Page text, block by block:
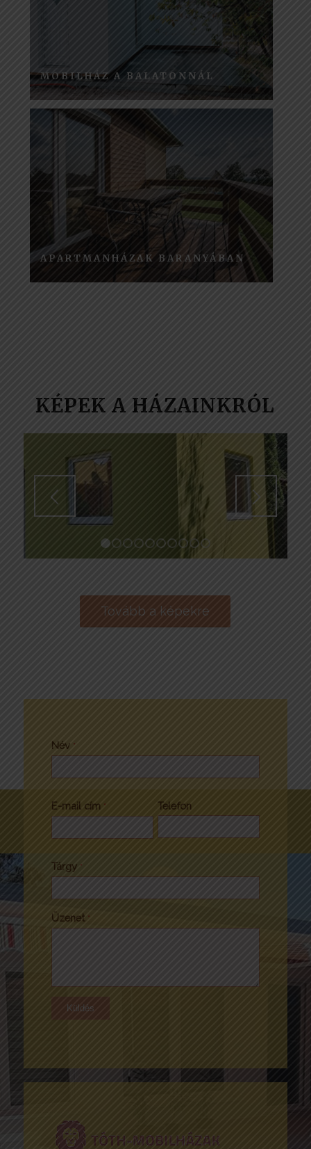
MOBILHÁZ A BALATONNÁL
APARTMANHÁZAK BARANYÁBAN
KÉPEK A HÁZAINKRÓL
5 9
Tovább a képekre
Név *
E-mail cím * Telefon
Tárgy *
Üzenet *